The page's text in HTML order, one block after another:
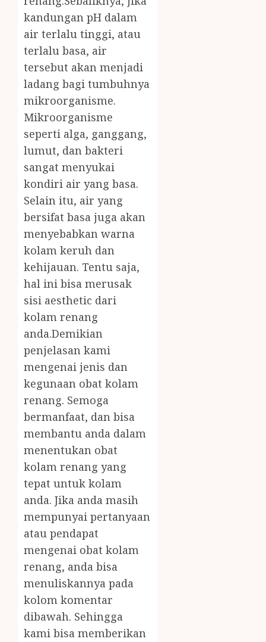
kandungan pH dalam
air terlalu tinggi, atau
terlalu basa, air
tersebut akan menjadi
ladang bagi tumbuhnya
mikroorganisme.
Mikroorganisme
seperti alga, ganggang,
lumut, dan bakteri
sangat menyukai
kondiri air yang basa.
Selain itu, air yang
bersifat basa juga akan
menyebabkan warna
kolam keruh dan
kehijauan. Tentu saja,
hal ini bisa merusak
sisi aesthetic dari
kolam renang
anda.Demikian
penjelasan kami
mengenai jenis dan
kegunaan obat kolam
renang. Semoga
bermanfaat, dan bisa
membantu anda dalam
menentukan obat
kolam renang yang
tepat untuk kolam
anda. Jika anda masih
mempunyai pertanyaan
atau pendapat
mengenai obat kolam
renang, anda bisa
menuliskannya pada
kolom komentar
dibawah. Sehingga
kami bisa memberikan